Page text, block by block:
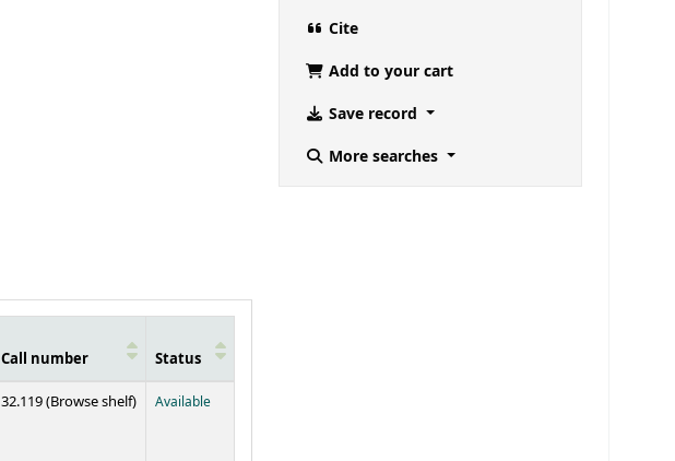
Call number Status
32.119 (Browse shelf(Opens below)
) Available
Cite
Add to your cart
Save record
More searches